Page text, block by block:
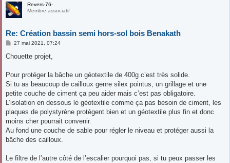
Revers-76-
Membre associatif
Re: Création bassin semi hors-sol bois Benakath
M
s
g
27 mai 2021, 07:24
Chouette projet,
Pour protéger la bâche un géotextile de 400g c’est très solide.
Si tu as beaucoup de cailloux genre silex pointus, un grillage et une
petite couche de ciment ça peu aider mais c’est pas obligatoire.
L’isolation en dessous le géotextile comme ça pas besoin de ciment, les
plaques de polystyrène protègent bien et un géotextile plus fin et donc
moins cher pourrait convenir.
Au fond une couche de sable pour régler le niveau et protéger aussi la
bâche des cailloux.
Le filtre de l’autre côté de l’escalier pourquoi pas, si tu peux passer les